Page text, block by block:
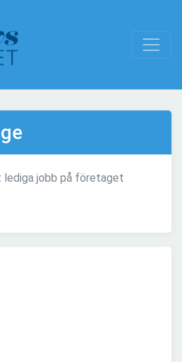
jobb på företaget